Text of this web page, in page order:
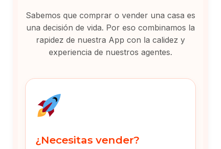
Sabemos que comprar o vender una casa es
una decisión de vida. Por eso combinamos la
rapidez de nuestra App con la calidez y
experiencia de nuestros agentes.
¿Necesitas vender?